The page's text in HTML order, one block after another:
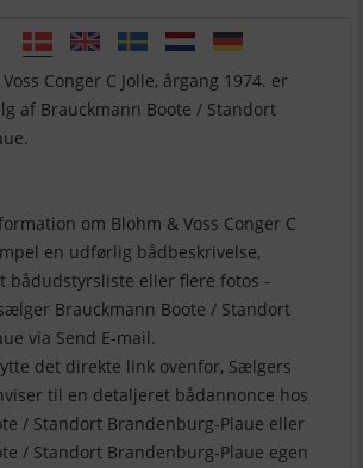
Conger C Jolle, årgang 1974. er
af Brauckmann Boote / Standort
om Blohm & Voss Conger C
en udførlig bådbeskrivelse,
bådudstyrsliste eller flere fotos -
Brauckmann Boote / Standort
via Send E-mail.
det direkte link ovenfor, Sælgers
til en detaljeret bådannonce hos
/ Standort Brandenburg-Plaue eller
/ Standort Brandenburg-Plaue egen